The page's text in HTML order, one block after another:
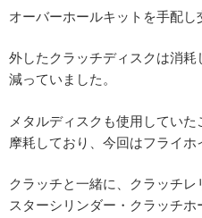
オーバーホールキットを手配し
外したクラッチディスクは消
減っていました。
メタルディスクも使用してい
摩耗しており、今回はフライホ
クラッチと一緒に、クラッチ
スターシリンダー・クラッチ